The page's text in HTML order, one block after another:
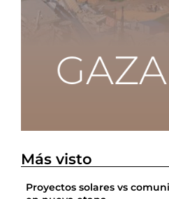
Más visto
Proyectos solares vs